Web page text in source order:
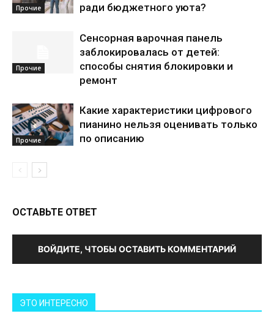
Прочие
ради бюджетного уюта?
Прочие
Сенсорная варочная панель
заблокировалась от детей:
способы снятия блокировки и
ремонт
Прочие
Какие характеристики цифрового
пианино нельзя оценивать только
по описанию
ОСТАВЬТЕ ОТВЕТ
ВОЙДИТЕ, ЧТОБЫ ОСТАВИТЬ КОММЕНТАРИЙ
ЭТО ИНТЕРЕСНО